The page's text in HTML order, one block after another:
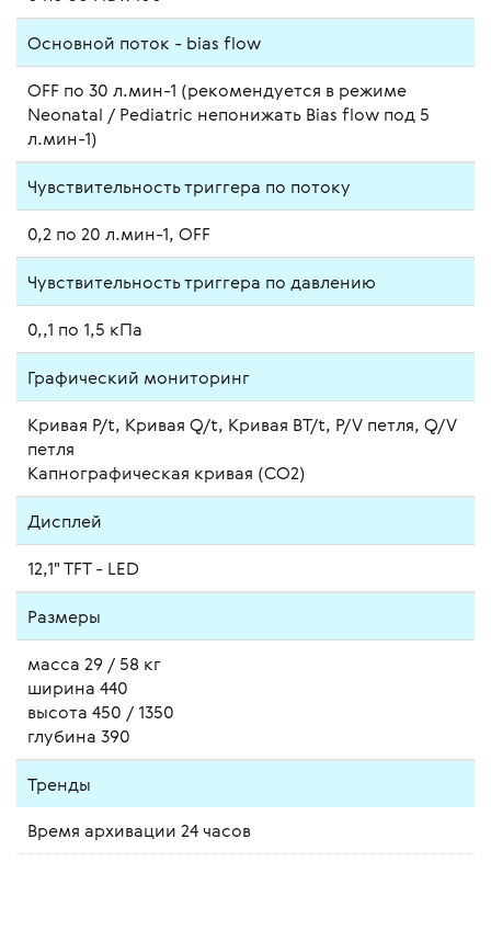
Основной поток - bias flow
OFF по 30 л.мин-1 (рекомендуется в режиме
Neonatal / Pediatric непонижать Bias flow под 5
л.мин-1)
Чувствительность триггера по потоку
0,2 по 20 л.мин-1, OFF
Чувствительность триггера по давлению
0,,1 по 1,5 кПа
Графический мониторинг
Кривая P/t, Кривая Q/t, Кривая ВT/t, P/V петля, Q/V
петля
Капнографическая кривая (CO2)
Дисплей
12,1" TFT - LED
Размеры
масса 29 / 58 кг
ширина 440
высота 450 / 1350
глубина 390
Тренды
Время архивации 24 часов